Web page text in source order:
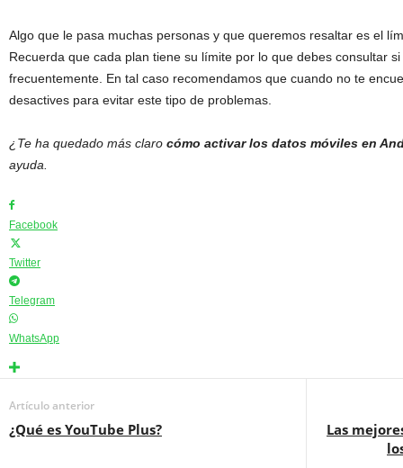
Algo que le pasa muchas personas y que queremos resaltar es el
Recuerda que cada plan tiene su límite por lo que debes consultar
frecuentemente. En tal caso recomendamos que cuando no te
desactives para evitar este tipo de problemas.
¿Te ha quedado más claro cómo activar los datos móviles en
ayuda.
Facebook
Twitter
Telegram
WhatsApp
Artículo anterior
¿Qué es YouTube Plus?
Las